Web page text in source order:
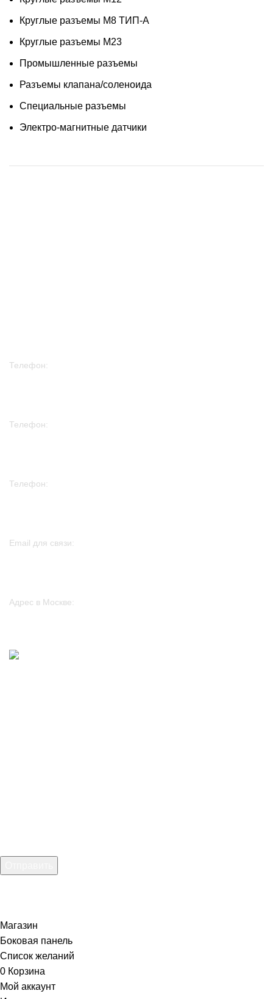
Круглые разъемы M8 ТИП-A
Круглые разъемы М23
Промышленные разъемы
Разъемы клапана/соленоида
Специальные разъемы
Электро-магнитные датчики
Телефон:
Телефон:
Телефон:
Email для связи:
Адрес в Москве:
Магазин
Боковая панель
Список желаний
0 Корзина
Мой аккаунт